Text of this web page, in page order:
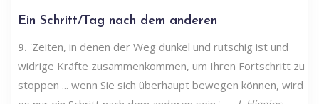
Ein Schritt/Tag nach dem anderen
9. 'Zeiten, in denen der Weg dunkel und rutschig ist und
widrige Kräfte zusammenkommen, um Ihren Fortschritt zu
stoppen ... wenn Sie sich überhaupt bewegen können, wird